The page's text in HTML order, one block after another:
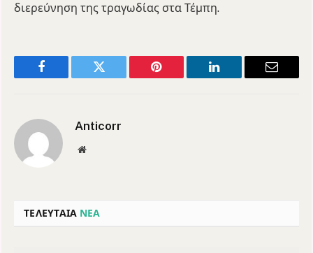
διερεύνηση της τραγωδίας στα Τέμπη.
Facebook Twitter Pinterest LinkedIn Email
Anticorr
Website
ΤΕΛΕΥΤΑΙΑ ΝΕΑ